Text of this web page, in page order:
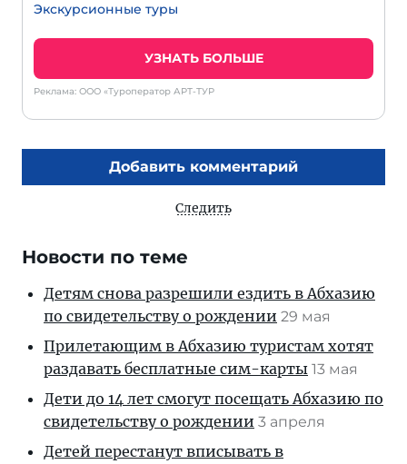
Экскурсионные туры
УЗНАТЬ БОЛЬШЕ
Реклама: ООО «Туроператор АРТ-ТУР
Добавить комментарий
Следить
Новости по теме
Детям снова разрешили ездить в Абхазию
по свидетельству о рождении 29 мая
Прилетающим в Абхазию туристам хотят
раздавать бесплатные сим-карты 13 мая
Дети до 14 лет смогут посещать Абхазию по
свидетельству о рождении 3 апреля
Детей перестанут вписывать в